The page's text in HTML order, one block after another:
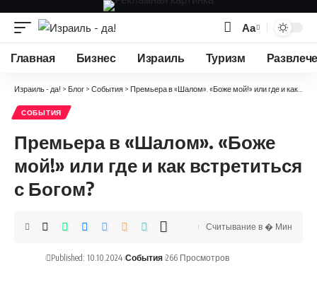
Изменение
размера
Аа
Главная Бизнес Израиль Туризм
Израиль - да! > Блог > События > Премьера в «Шалом». «Боже мой!» или где и как встретиться с Богом?
СОБЫТИЯ
Премьера в «Шалом». «Боже
мой!» или где и как встретиться
с Богом?
Published: 10.10.2024 События 266 Просмотров
Считывание в � Мин